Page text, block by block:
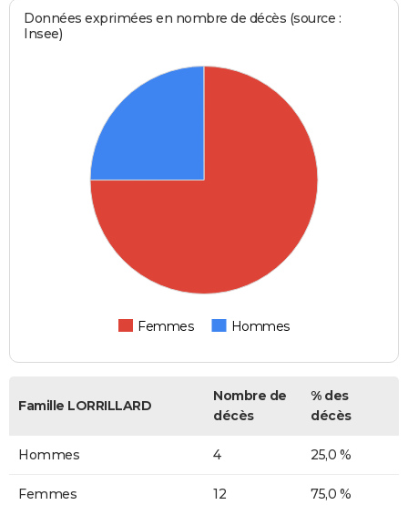
Données exprimées en nombre de décès (source :
Insee)
Femmes Hommes
Famille LORRILLARD
Nombre de
décès
% des
décès
Hommes 4 25,0 %
Femmes 12 75,0 %